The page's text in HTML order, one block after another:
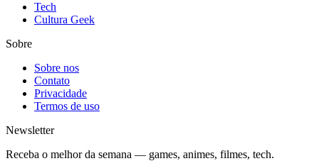
Tech
Cultura Geek
Sobre
Sobre nos
Contato
Privacidade
Termos de uso
Newsletter
Receba o melhor da semana — games, animes, filmes, tech.